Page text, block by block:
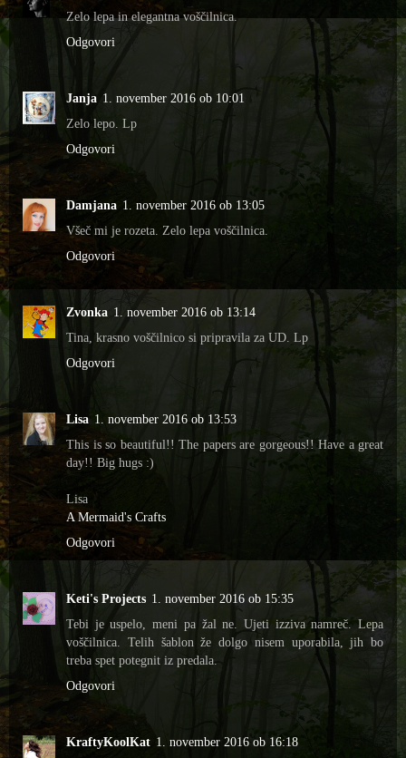
Zelo lepa in elegantna voščilnica.
Odgovori
Janja 1. november 2016 ob 10:01
Zelo lepo. Lp
Odgovori
Damjana 1. november 2016 ob 13:05
Všeč mi je rozeta. Zelo lepa voščilnica.
Odgovori
Zvonka 1. november 2016 ob 13:14
Tina, krasno voščilnico si pripravila za UD. Lp
Odgovori
Lisa 1. november 2016 ob 13:53
This is so beautiful!! The papers are gorgeous!! Have a great
day!! Big hugs :)
Lisa
A Mermaid's Crafts
Odgovori
Keti's Projects 1. november 2016 ob 15:35
Tebi je uspelo, meni pa žal ne. Ujeti izziva namreč. Lepa
voščilnica. Telih šablon že dolgo nisem uporabila, jih bo
treba spet potegnit iz predala.
Odgovori
KraftyKoolKat 1. november 2016 ob 16:18